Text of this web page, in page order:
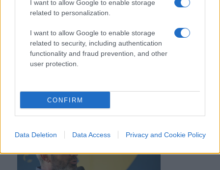
I want to allow Google to enable storage
related to personalization.
I want to allow Google to enable storage
related to security, including authentication
functionality and fraud prevention, and other
user protection.
CONFIRM
Data Deletion Data Access Privacy and Cookie Policy
spiegato che erano necessari”
Giuseppe Inchingolo, Chief Corporate Affairs,
Communication & Sustainability Officer del
Gruppo Ferrovie dello Stato Italiane, a
Nicolaporro.it: "La comunicazione digitale ha
Marco Leardi
7 Agosto 2026, 20:00